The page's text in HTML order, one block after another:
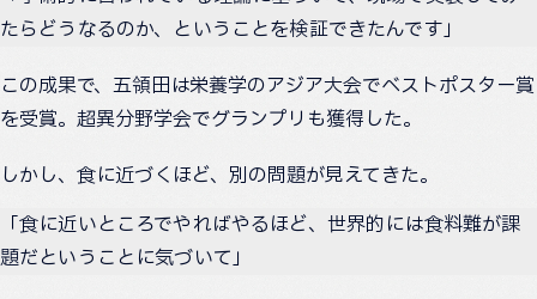
たらどうなるのか、ということを検証できたんです」
この成果で、五領田は栄養学のアジア大会でベストポスター賞
を受賞。超異分野学会でグランプリも獲得した。
しかし、食に近づくほど、別の問題が見えてきた。
「食に近いところでやればやるほど、世界的には食料難が課
題だということに気づいて」